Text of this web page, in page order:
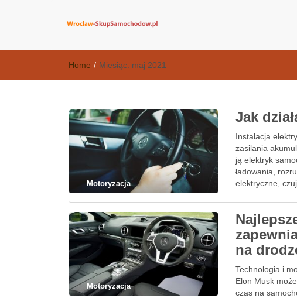
Home / Miesiąc: maj 2021
Motoryzacja
Jak
Instalacja
zasilania
ją elektryk
ładowania,
elektryczne,
Motoryzacja
na
Technologia i
Elon Musk
czas na